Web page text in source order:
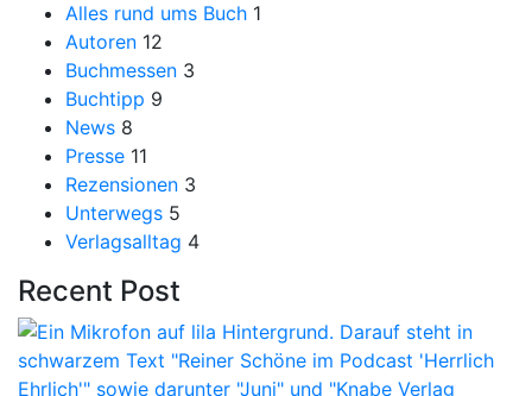
Alles rund ums Buch 1
Autoren 12
Buchmessen 3
Buchtipp 9
News 8
Presse 11
Rezensionen 3
Unterwegs 5
Verlagsalltag 4
Recent Post